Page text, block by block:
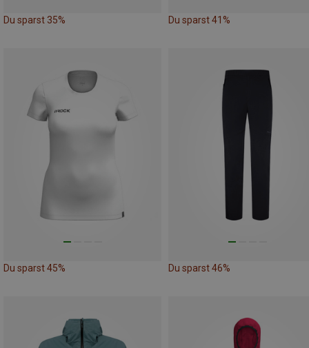
Du sparst 35% Du sparst 41%
Du sparst 45% Du sparst 46%